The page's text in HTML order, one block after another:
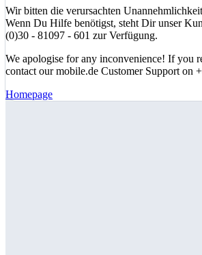
Wir bitten die verursachten
Wenn Du Hilfe benötigst, steht Dir unser
(0)30 - 81097 - 601 zur Verfügung.
We apologise for any inconvenience! If you
contact our mobile.de Customer Support on
Homepage